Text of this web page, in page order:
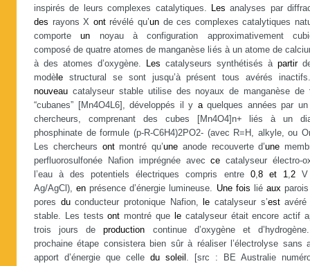
inspirés de leurs complexes catalytiques.
Les analyses par
des rayons X ontrévélé qu’un de ces complexes catalytiques
comporteun noyau à configuration approximativement
composé de quatre atomes de manganèse liés à un atome de
à des atomes d’oxygène.
Les catalyseurs synthétisés à partir
modè le structural se sont jusqu’à présent tous avérés
nouveau catalyseur stable utilise des noyaux de manganèse de
“cubanes” [Mn4O4L6], développés il y aquelques années par un
chercheurs, comprenant des cubes [Mn4O4]n+ liés à un
phosphinate de formule (p-R-C6H4)2PO2- (avec R=H, alkyle, ou
Les chercheurs ontmontré qu’une anode recouverte d’une
perfluorosulfonée Nafion imprégnée avecce catalyseur électro-
l’eau à des potentiels électriques compris entre 0,8 et 1,2V
Ag/AgCl),en présence d’énergie lumineuse. Une fois lié auxparois
pores duconducteur protonique Nafion, le catalyseur s’estavéré
stable. Les testsont montré que lecatalyseur était encore actif
trois jours deproduction continue d’oxygène et
prochaine étape consistera bien sûr à réaliser l’électrolyse sans
apport d’énergie que celle du soleil . [src : BE Australie